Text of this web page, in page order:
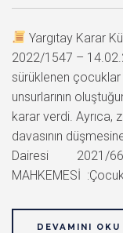
Yargıtay Karar
2022/1547 –
sürüklenen çocuklar
unsurlarının
karar verdi. Ayrıca,
davasının
Dairesi 2021/
MAHKEMESİ
DEVAMINI OKU